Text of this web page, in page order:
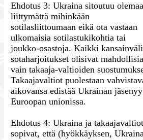
Ehdotus 3: Ukraina sitoutuu
liittymättä mihinkään
sotilasliittoumaan eikä ota vastaan
ulkomaisia sotilastukikohtia tai
joukko-osastoja. Kaikki
sotaharjoitukset olisivat mahdollisia
vain takaaja-valtioiden
Takaajavaltiot puolestaan
aikovansa edistää Ukrainan
Euroopan unionissa.
Ehdotus 4: Ukraina ja takaajavaltiot
sopivat, että (hyökkäyksen,